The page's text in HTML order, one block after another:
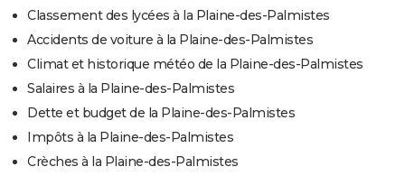
Classement des lycées à la Plaine-des-Palmistes
Accidents de voiture à la Plaine-des-Palmistes
Climat et historique météo de la Plaine-des-Palmistes
Salaires à la Plaine-des-Palmistes
Dette et budget de la Plaine-des-Palmistes
Impôts à la Plaine-des-Palmistes
Crèches à la Plaine-des-Palmistes